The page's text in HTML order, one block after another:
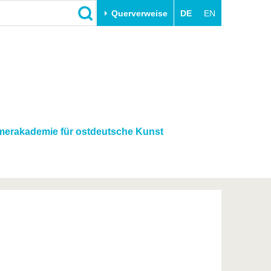
Querverweise DE EN
Sport & Gesundheit
für ostdeutsche Kunst